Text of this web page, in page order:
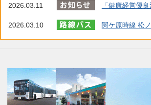
2026.03.11 「健康経営優
2026.03.10 関ケ原時線 松